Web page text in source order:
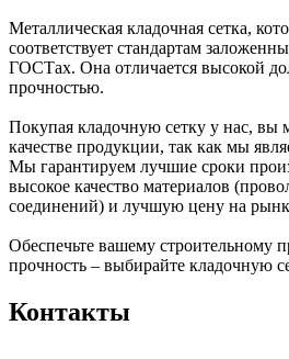
Металлическая кладочная сетка,
соответствует стандартам
ГОСТах. Она отличается высокой
прочностью.
Покупая кладочную сетку у нас, вы
качестве продукции, так как мы
Мы гарантируем лучшие сроки
высокое качество материалов
соединений) и лучшую цену на
Обеспечьте вашему строительному
прочность – выбирайте кладочную
Контакты